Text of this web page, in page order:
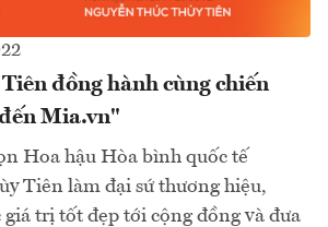
đồng hành cùng chiến
Mia.vn"
Hoa hậu Hòa bình quốc tế
Tiên làm đại sứ thương hiệu,
giá trị tốt đẹp tới cộng đồng và đưa